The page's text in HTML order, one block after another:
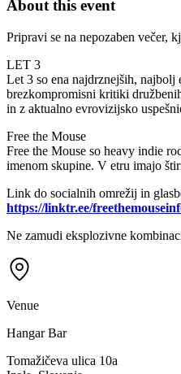
About this event
Pripravi se na nepozaben večer,
LET 3
Let 3 so ena najdrznejših,
brezkompromisni kritiki
in z aktualno evrovizijsko
Free the Mouse
Free the Mouse so heavy indie
imenom skupine. V etru imajo
Link do socialnih omrežij in
https://linktr.ee/
Ne zamudi eksplozivne
Venue
Hangar Bar
Tomažičeva ulica 10a